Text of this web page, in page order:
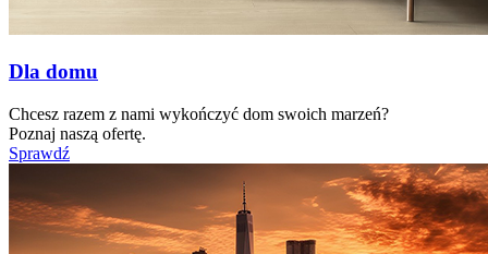
Dla domu
Chcesz razem z nami wykończyć dom swoich marzeń?
Poznaj naszą ofertę.
Sprawdź